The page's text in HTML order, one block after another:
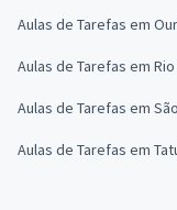
Aulas de Tarefas em
Aulas de Tarefas em
Aulas de Tarefas em
Aulas de Tarefas em